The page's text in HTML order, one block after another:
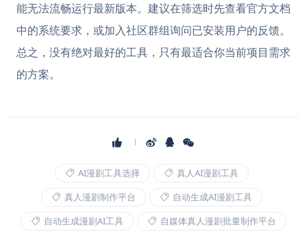
能无法流畅运行最新版本。建议在筛选时先查看官方文档
中的系统要求，或加入社区群组询问已安装用户的反馈。
总之，没有绝对最好的工具，只有最适合你当前项目需求
的方案。
AI漫剧工具选择
真人AI漫剧工具
真人漫剧制作平台
自动生成AI漫剧工具
自动生成漫剧AI工具
自媒体真人漫剧批量制作平台